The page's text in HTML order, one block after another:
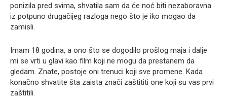
ponizila pred svima, shvatila sam da će noć biti nezaboravna
iz potpuno drugačijeg razloga nego što je iko mogao da
zamisli.
Imam 18 godina, a ono što se dogodilo prošlog maja i dalje
mi se vrti u glavi kao film koji ne mogu da prestanem da
gledam. Znate, postoje oni trenuci koji sve promene. Kada
konačno shvatite šta zaista znači zaštititi one koji su vas prvi
zaštitili.